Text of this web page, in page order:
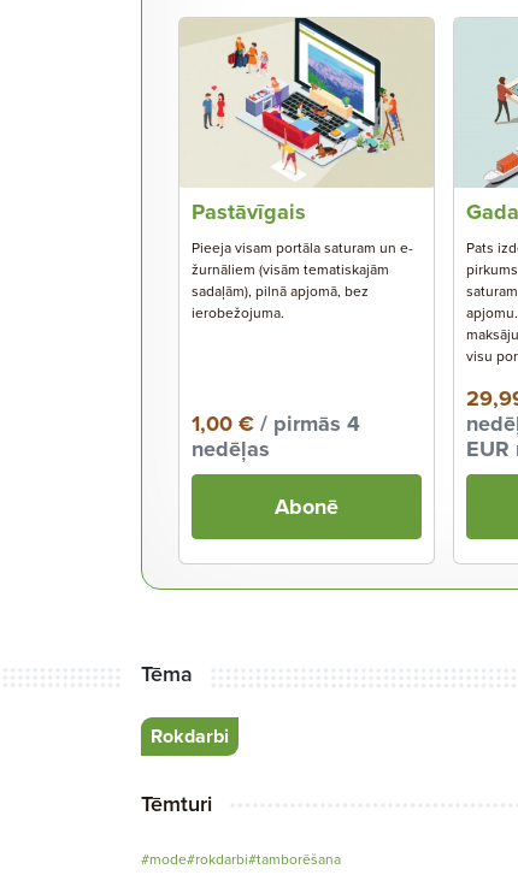
Pastāvīgais
Pieeja visam portāla saturam un e-
žurnāliem (visām tematiskajām
sadaļām), pilnā apjomā, bez
ierobežojuma.
1,00 €/ pirmās 4
nedēļas
Abonē
Gada
Pats
visu
Tēma
Rokdarbi
Tēmturi
#mode#rokdarbi#tamborēšana